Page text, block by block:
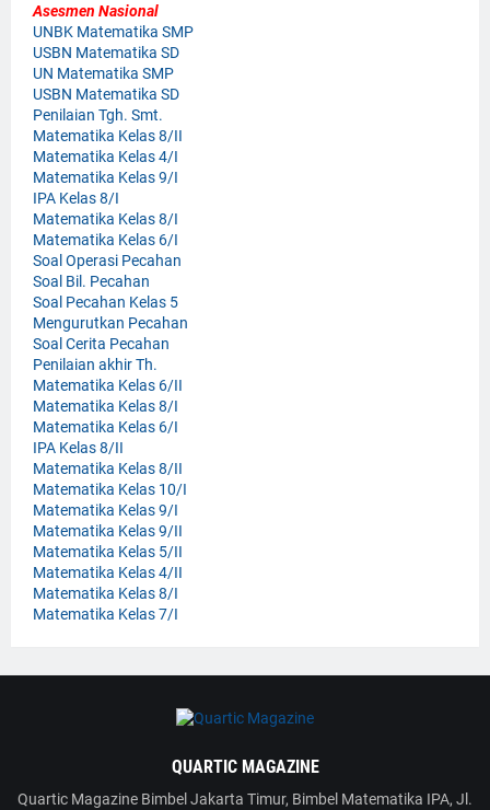
Asesmen Nasional
UNBK Matematika SMP
USBN Matematika SD
UN Matematika SMP
USBN Matematika SD
Penilaian Tgh. Smt.
Matematika Kelas 8/II
Matematika Kelas 4/I
Matematika Kelas 9/I
IPA Kelas 8/I
Matematika Kelas 8/I
Matematika Kelas 6/I
Soal Operasi Pecahan
Soal Bil. Pecahan
Soal Pecahan Kelas 5
Mengurutkan Pecahan
Soal Cerita Pecahan
Penilaian akhir Th.
Matematika Kelas 6/II
Matematika Kelas 8/I
Matematika Kelas 6/I
IPA Kelas 8/II
Matematika Kelas 8/II
Matematika Kelas 10/I
Matematika Kelas 9/I
Matematika Kelas 9/II
Matematika Kelas 5/II
Matematika Kelas 4/II
Matematika Kelas 8/I
Matematika Kelas 7/I
QUARTIC MAGAZINE
Quartic Magazine Bimbel Jakarta Timur, Bimbel Matematika IPA, Jl.